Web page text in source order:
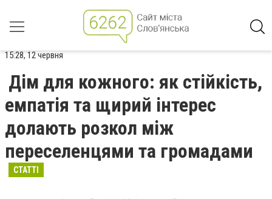
15:28, 12 червня
Дім для кожного: як стійкість,
емпатія та щирий інтерес
долають розкол між
переселенцями та громадами
СТАТТІ